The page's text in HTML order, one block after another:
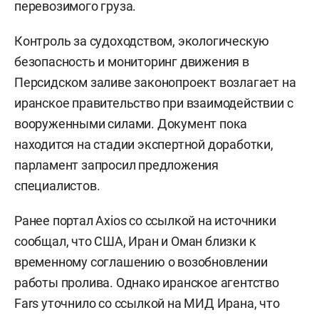
перевозимого груза.
Контроль за судоходством, экологическую
безопасность и мониторинг движения в
Персидском заливе законопроект возлагает на
иранское правительство при взаимодействии с
вооруженными силами. Документ пока
находится на стадии экспертной доработки,
парламент запросил предложения
специалистов.
Ранее портал Axios со ссылкой на источники
сообщал, что США, Иран и Оман близки к
временному соглашению о возобновлении
работы пролива. Однако иранское агентство
Fars уточнило со ссылкой на МИД Ирана, что